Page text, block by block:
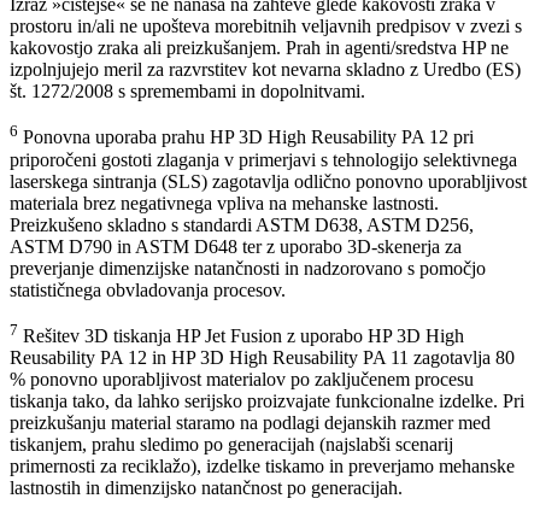
Izraz »čistejše« se ne nanaša na zahteve glede kakovosti zraka v
prostoru in/ali ne upošteva morebitnih veljavnih predpisov v zvezi s
kakovostjo zraka ali preizkušanjem. Prah in agenti/sredstva HP ne
izpolnjujejo meril za razvrstitev kot nevarna skladno z Uredbo (ES)
št. 1272/2008 s spremembami in dopolnitvami.
6 Ponovna uporaba prahu HP 3D High Reusability PA 12 pri
priporočeni gostoti zlaganja v primerjavi s tehnologijo selektivnega
laserskega sintranja (SLS) zagotavlja odlično ponovno uporabljivost
materiala brez negativnega vpliva na mehanske lastnosti.
Preizkušeno skladno s standardi ASTM D638, ASTM D256,
ASTM D790 in ASTM D648 ter z uporabo 3D-skenerja za
preverjanje dimenzijske natančnosti in nadzorovano s pomočjo
statističnega obvladovanja procesov.
7 Rešitev 3D tiskanja HP Jet Fusion z uporabo HP 3D High
Reusability PA 12 in HP 3D High Reusability PA 11 zagotavlja 80
% ponovno uporabljivost materialov po zaključenem procesu
tiskanja tako, da lahko serijsko proizvajate funkcionalne izdelke. Pri
preizkušanju material staramo na podlagi dejanskih razmer med
tiskanjem, prahu sledimo po generacijah (najslabši scenarij
primernosti za reciklažo), izdelke tiskamo in preverjamo mehanske
lastnostih in dimenzijsko natančnost po generacijah.